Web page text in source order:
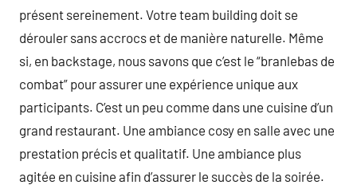
présent sereinement. Votre team building doit se
dérouler sans accrocs et de manière naturelle. Même
si, en backstage, nous savons que c’est le “branlebas de
combat” pour assurer une expérience unique aux
participants. C’est un peu comme dans une cuisine d’un
grand restaurant. Une ambiance cosy en salle avec une
prestation précis et qualitatif. Une ambiance plus
agitée en cuisine afin d’assurer le succès de la soirée.